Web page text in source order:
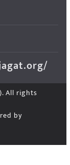
. All rights
by